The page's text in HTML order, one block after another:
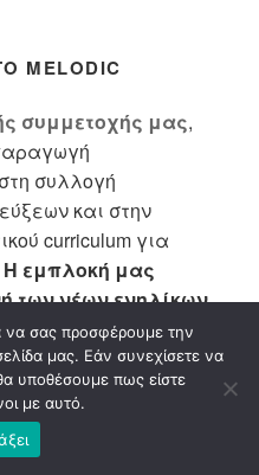
MELODIC
συμμετοχής μας,
συλλογή
και στην
curriculum για
Η εμπλοκή μας
των νέων ενηλίκων
των οικογενειών
σε κάθε βήμα του
να σας προσφέρουμε την
μας. Εάν συνεχίσετε να
υποθέσουμε πως είστε
με αυτό.